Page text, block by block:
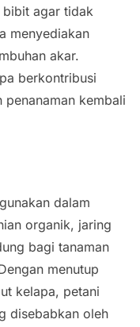
bibit agar tidak
menyediakan
akar.
berkontribusi
kembali
dalam
organik, jaring
bagi tanaman
menutup
kelapa, petani
disebabkan oleh